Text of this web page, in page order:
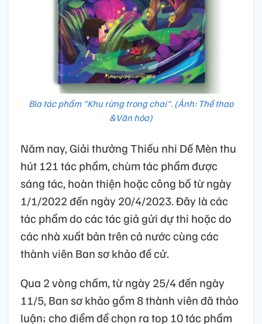
Bìa tác phẩm "Khu rừng trong chai". (Ảnh: Thể thao
&Văn hóa)
Năm nay, Giải thưởng Thiếu nhi Dế Mèn thu
hút 121 tác phẩm, chùm tác phẩm được
sáng tác, hoàn thiện hoặc công bố từ ngày
1/1/2022 đến ngày 20/4/2023. Đây là các
tác phẩm do các tác giả gửi dự thi hoặc do
các nhà xuất bản trên cả nước cùng các
thành viên Ban sơ khảo đề cử.
Qua 2 vòng chấm, từ ngày 25/4 đến ngày
11/5, Ban sơ khảo gồm 8 thành viên đã thảo
luận; cho điểm để chọn ra top 10 tác phẩm